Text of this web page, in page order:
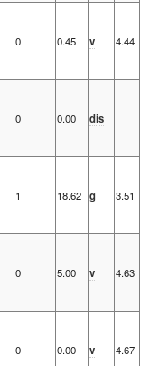
0 0.45 v 4.44
0 0.00 dis
1 18.62 g 3.51
0 5.00 v 4.63
0 0.00 v 4.67